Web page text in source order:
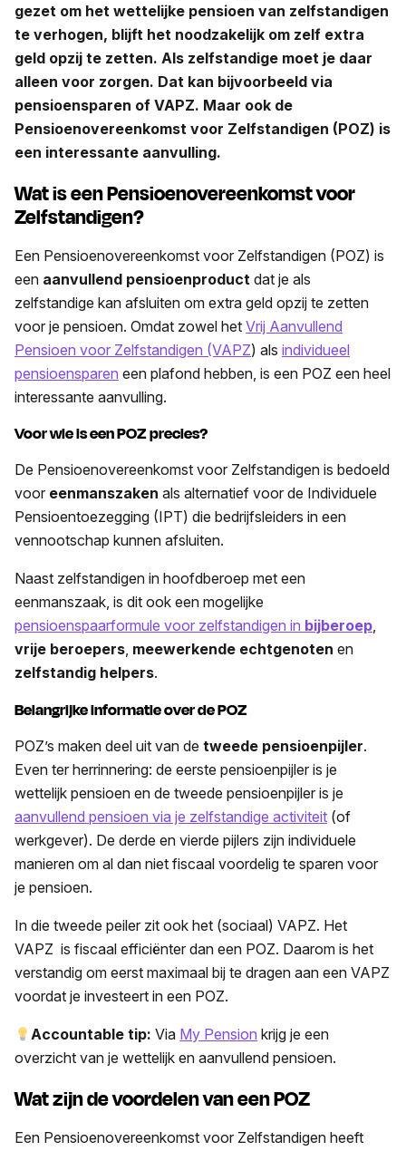
gezet om het wettelijke pensioen van zelfstandigen
te verhogen, blijft het noodzakelijk om zelf extra
geld opzij te zetten. Als zelfstandige moet je daar
alleen voor zorgen. Dat kan bijvoorbeeld via
pensioensparen of VAPZ. Maar ook de
Pensioenovereenkomst voor Zelfstandigen (POZ) is
een interessante aanvulling.
Wat is een Pensioenovereenkomst voor
Zelfstandigen?
Een Pensioenovereenkomst voor Zelfstandigen (POZ) is
een aanvullend pensioenproduct dat je als
zelfstandige kan afsluiten om extra geld opzij te zetten
voor je pensioen. Omdat zowel het Vrij Aanvullend
Pensioen voor Zelfstandigen (VAPZ) als individueel
pensioensparen een plafond hebben, is een POZ een heel
interessante aanvulling.
Voor wie is een POZ precies?
De Pensioenovereenkomst voor Zelfstandigen is bedoeld
voor eenmanszaken als alternatief voor de Individuele
Pensioentoezegging (IPT) die bedrijfsleiders in een
vennootschap kunnen afsluiten.
Naast zelfstandigen in hoofdberoep met een
eenmanszaak, is dit ook een mogelijke
pensioenspaarformule voor zelfstandigen in bijberoep,
vrije beroepers, meewerkende echtgenoten en
zelfstandig helpers.
Belangrijke informatie over de POZ
POZ’s maken deel uit van de tweede pensioenpijler.
Even ter herrinnering: de eerste pensioenpijler is je
wettelijk pensioen en de tweede pensioenpijler is je
aanvullend pensioen via je zelfstandige activiteit (of
werkgever). De derde en vierde pijlers zijn individuele
manieren om al dan niet fiscaal voordelig te sparen voor
je pensioen.
In die tweede peiler zit ook het (sociaal) VAPZ. Het
VAPZ is fiscaal efficiënter dan een POZ. Daarom is het
verstandig om eerst maximaal bij te dragen aan een VAPZ
voordat je investeert in een POZ.
Accountable tip:Via My Pension krijg je een
overzicht van je wettelijk en aanvullend pensioen.
Wat zijn de voordelen van een POZ
Een Pensioenovereenkomst voor Zelfstandigen heeft